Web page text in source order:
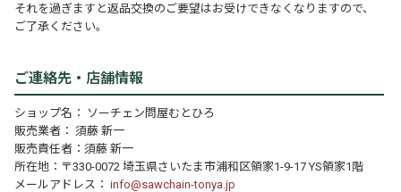
それを過ぎますと返品交換のご要望はお受けできなくなりますので、
ご了承ください。
ご連絡先・店舗情報
ショップ名： ソーチェン問屋むとひろ
販売業者： 須藤 新一
販売責任者：須藤 新一
所在地：〒330-0072 埼玉県さいたま市浦和区領家1-9-17 YS領家1階
メールアドレス：info@sawchain-tonya.jp